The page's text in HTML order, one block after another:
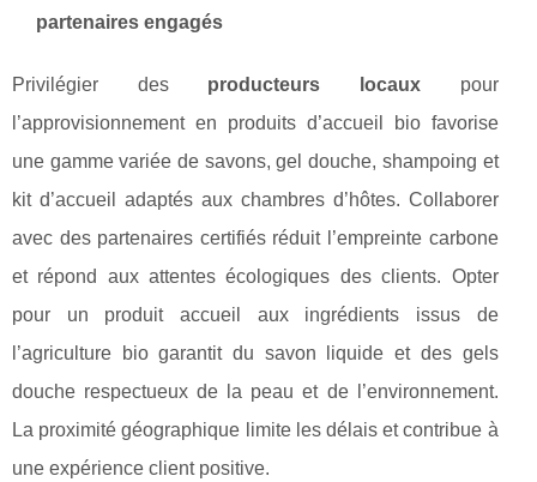
partenaires engagés
Privilégier des producteurs locauxpour
l’approvisionnement en produits d’accueil bio favorise
une gamme variée de savons, gel douche, shampoing et
kit d’accueil adaptés aux chambres d’hôtes. Collaborer
avec des partenaires certifiés réduit l’empreinte carbone
et répond aux attentes écologiques des clients. Opter
pour un produit accueil aux ingrédients issus de
l’agriculture bio garantit du savon liquide et des gels
douche respectueux de la peau et de l’environnement.
La proximité géographique limite les délais et contribue à
une expérience client positive.